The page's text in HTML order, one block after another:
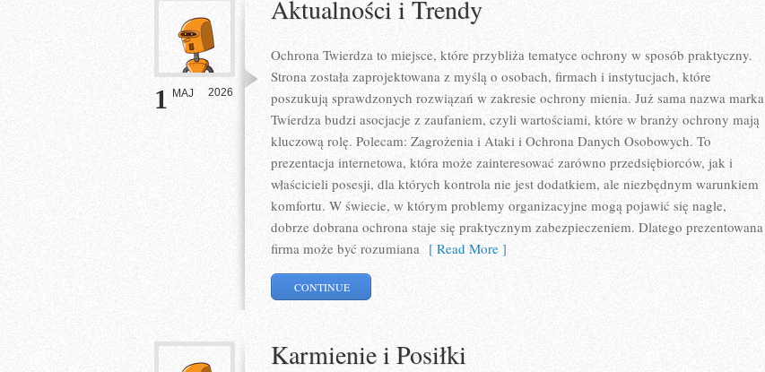
1 MAJ 2026
Aktualności i Trendy
Ochrona Twierdza to miejsce, które przybliża tematyce ochrony w sposób praktyczny.
Strona została zaprojektowana z myślą o osobach, firmach i instytucjach, które
poszukują sprawdzonych rozwiązań w zakresie ochrony mienia. Już sama nazwa marka
Twierdza budzi asocjacje z zaufaniem, czyli wartościami, które w branży ochrony mają
kluczową rolę. Polecam: Zagrożenia i Ataki i Ochrona Danych Osobowych. To
prezentacja internetowa, która może zainteresować zarówno przedsiębiorców, jak i
właścicieli posesji, dla których kontrola nie jest dodatkiem, ale niezbędnym warunkiem
komfortu. W świecie, w którym problemy organizacyjne mogą pojawić się nagle,
dobrze dobrana ochrona staje się praktycznym zabezpieczeniem. Dlatego prezentowana
firma może być rozumiana [ Read More ]
CONTINUE
Karmienie i Posiłki